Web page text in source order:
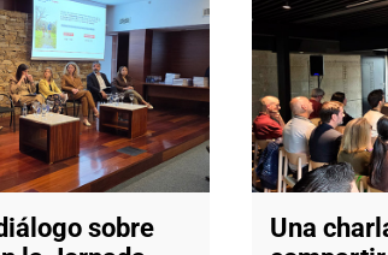
sobre
Una